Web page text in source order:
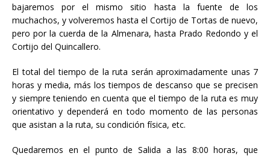
bajaremos por el mismo sitio hasta la fuente de los
muchachos, y volveremos hasta el Cortijo de Tortas de nuevo,
pero por la cuerda de la Almenara, hasta Prado Redondo y el
Cortijo del Quincallero.
El total del tiempo de la ruta serán aproximadamente unas 7
horas y media, más los tiempos de descanso que se precisen
y siempre teniendo en cuenta que el tiempo de la ruta es muy
orientativo y dependerá en todo momento de las personas
que asistan a la ruta, su condición física, etc.
Quedaremos en el punto de Salida a las 8:00 horas, que